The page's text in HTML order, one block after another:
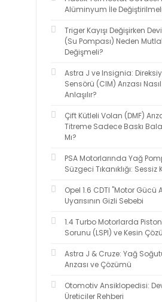
Alüminyum İle
Triger Kayışı Değişirken
(Su Pompası) Neden
Değişmeli?
Astra J ve Insignia:
Sensörü (CIM) Arızası Nasıl
Anlaşılır?
Çift Kütleli Volan (DMF)
Titreme Sadece Baskı
Mı?
PSA Motorlarında Yağ
Süzgeci Tıkanıklığı: Sessiz
Opel 1.6 CDTI "Motor Gücü
Uyarısının Gizli Sebebi
1.4 Turbo Motorlarda Piston
Sorunu (LSPI) ve Kesin
Astra J & Cruze: Yağ
Arızası ve Çözümü
Otomotiv Ansiklopedisi:
Üreticiler Rehberi